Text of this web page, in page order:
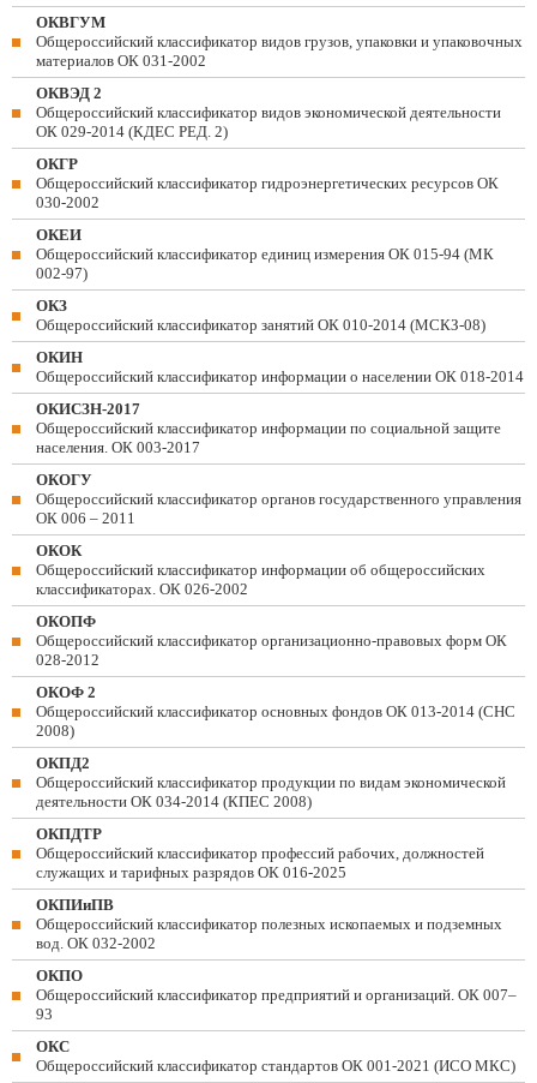
ОКВГУМ
Общероссийский классификатор видов грузов, упаковки и упаковочных
материалов ОК 031-2002
ОКВЭД 2
Общероссийский классификатор видов экономической деятельности
ОК 029-2014 (КДЕС РЕД. 2)
ОКГР
Общероссийский классификатор гидроэнергетических ресурсов ОК
030-2002
ОКЕИ
Общероссийский классификатор единиц измерения ОК 015-94 (МК
002-97)
ОКЗ
Общероссийский классификатор занятий ОК 010-2014 (МСКЗ-08)
ОКИН
Общероссийский классификатор информации о населении ОК 018-2014
ОКИСЗН-2017
Общероссийский классификатор информации по социальной защите
населения. ОК 003-2017
ОКОГУ
Общероссийский классификатор органов государственного управления
ОК 006 – 2011
ОКОК
Общероссийский классификатор информации об общероссийских
классификаторах. ОК 026-2002
ОКОПФ
Общероссийский классификатор организационно-правовых форм ОК
028-2012
ОКОФ 2
Общероссийский классификатор основных фондов ОК 013-2014 (СНС
2008)
ОКПД2
Общероссийский классификатор продукции по видам экономической
деятельности ОК 034-2014 (КПЕС 2008)
ОКПДТР
Общероссийский классификатор профессий рабочих, должностей
служащих и тарифных разрядов ОК 016-2025
ОКПИиПВ
Общероссийский классификатор полезных ископаемых и подземных
вод. ОК 032-2002
ОКПО
Общероссийский классификатор предприятий и организаций. ОК 007–
93
ОКС
Общероссийский классификатор стандартов ОК 001-2021 (ИСО МКС)